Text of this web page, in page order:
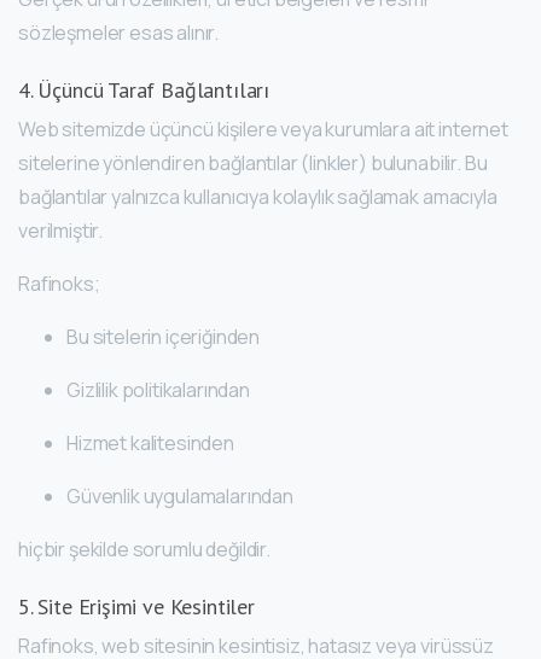
sözleşmeler esas alınır.
4. Üçüncü Taraf Bağlantıları
Web sitemizde üçüncü kişilere veya kurumlara ait internet
sitelerine yönlendiren bağlantılar (linkler) bulunabilir. Bu
bağlantılar yalnızca kullanıcıya kolaylık sağlamak amacıyla
verilmiştir.
Rafinoks;
Bu sitelerin içeriğinden
Gizlilik politikalarından
Hizmet kalitesinden
Güvenlik uygulamalarından
hiçbir şekilde sorumlu değildir.
5. Site Erişimi ve Kesintiler
Rafinoks, web sitesinin kesintisiz, hatasız veya virüssüz